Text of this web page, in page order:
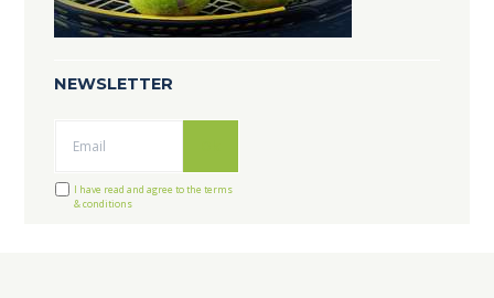
NEWSLETTER
I have read and agree to the terms
& conditions